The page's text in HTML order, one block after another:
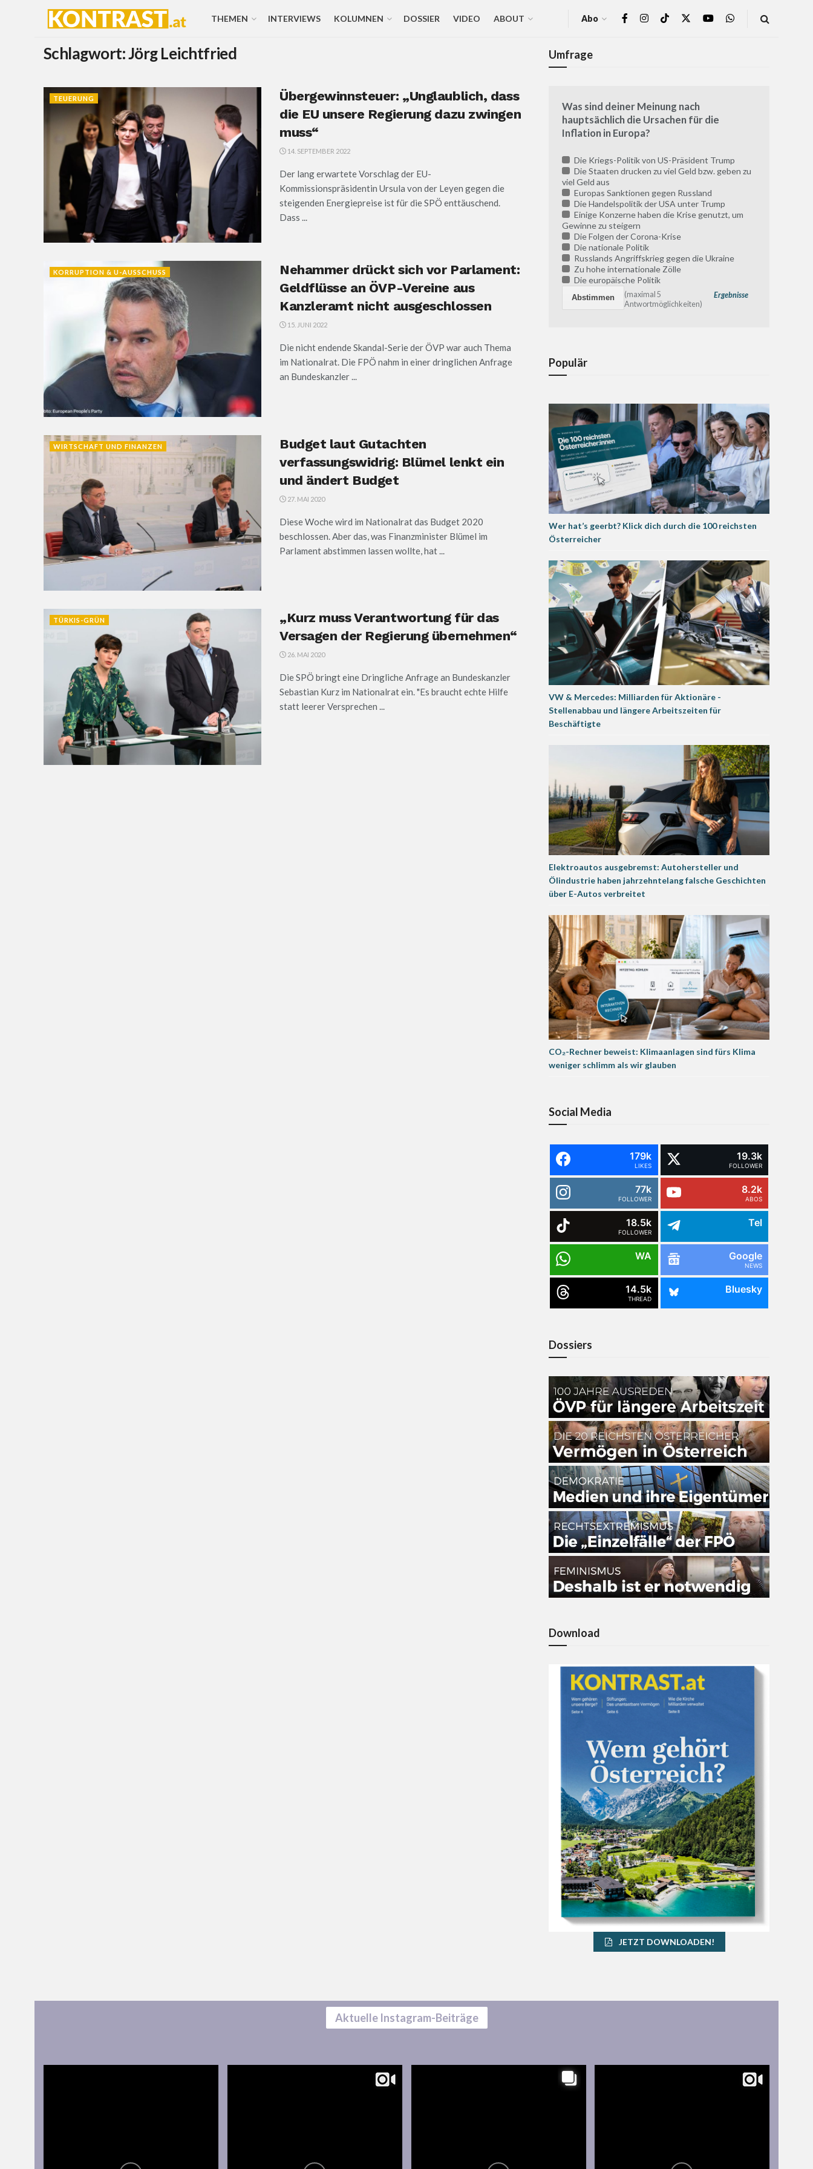
THEMEN INTERVIEWS KOLUMNEN DOSSIER VIDEO ABOUT Abo
Schlagwort:Jörg Leichtfried
TEUERUNG
Übergewinnsteuer: „Unglaublich, dass
die EU unsere Regierung dazu zwingen
muss“
14. SEPTEMBER 2022
Der lang erwartete Vorschlag der EU-
Kommissionspräsidentin Ursula von der Leyen gegen die
steigenden Energiepreise ist für die SPÖ enttäuschend.
Dass ...
KORRUPTION & U-AUSSCHUSS
Nehammer drückt sich vor Parlament:
Geldflüsse an ÖVP-Vereine aus
Kanzleramt nicht ausgeschlossen
15. JUNI 2022
Die nicht endende Skandal-Serie der ÖVP war auch Thema
im Nationalrat. Die FPÖ nahm in einer dringlichen Anfrage
an Bundeskanzler ...
WIRTSCHAFT UND FINANZEN
Budget laut Gutachten
verfassungswidrig: Blümel lenkt ein
und ändert Budget
27. MAI 2020
Diese Woche wird im Nationalrat das Budget 2020
beschlossen. Aber das, was Finanzminister Blümel im
Parlament abstimmen lassen wollte, hat ...
TÜRKIS-GRÜN
„Kurz muss Verantwortung für das
Versagen der Regierung übernehmen“
26. MAI 2020
Die SPÖ bringt eine Dringliche Anfrage an Bundeskanzler
Sebastian Kurz im Nationalrat ein. "Es braucht echte Hilfe
statt leerer Versprechen ...
Umfrage
Was sind deiner Meinung nach
hauptsächlich die Ursachen für die
Inflation in Europa?
Die Kriegs-Politik von US-Präsident Trump
Die Staaten drucken zu viel Geld bzw. geben zu
viel Geld aus
Europas Sanktionen gegen Russland
Die Handelspolitik der USA unter Trump
Einige Konzerne haben die Krise genutzt, um
Gewinne zu steigern
Die Folgen der Corona-Krise
Die nationale Politik
Russlands Angriffskrieg gegen die Ukraine
Zu hohe internationale Zölle
Die europäische Politik
Ergebnisse
(maximal 5
Antwortmöglichkeiten)
Populär
Wer hat’s geerbt? Klick dich durch die 100 reichsten
Österreicher
VW & Mercedes: Milliarden für Aktionäre -
Stellenabbau und längere Arbeitszeiten für
Beschäftigte
Elektroautos ausgebremst: Autohersteller und
Ölindustrie haben jahrzehntelang falsche Geschichten
über E-Autos verbreitet
CO₂-Rechner beweist: Klimaanlagen sind fürs Klima
weniger schlimm als wir glauben
Social Media
179k
LIKES
19.3k
FOLLOWER
77k
FOLLOWER
8.2k
ABOS
18.5k
FOLLOWER
Tel
WA Google
NEWS
14.5k
THREAD
Bluesky
Dossiers
Download
JETZT DOWNLOADEN!
Aktuelle Instagram-Beiträge